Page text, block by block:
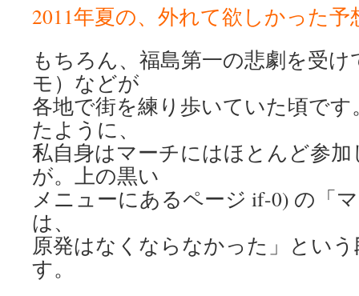
2011年夏の、外れて欲しかった予
もちろん、福島第一の悲劇を受
モ）などが
各地で街を練り歩いていた頃で
たように、
私自身はマーチにはほとんど参
が。上の黒い
メニューにあるページ if-0) の「
は、
原発はなくならなかった」とい
す。